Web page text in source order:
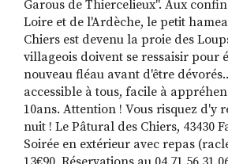
Garous de Thiercelieux". Aux
Loire et de l'Ardèche, le petit
Chiers est devenu la proie des
villageois doivent se ressaisir pour
nouveau fléau avant d'être
accessible à tous, facile à
10ans. Attention ! Vous risquez d'y
nuit ! Le Pâtural des Chiers, 43430
Soirée en extérieur avec repas